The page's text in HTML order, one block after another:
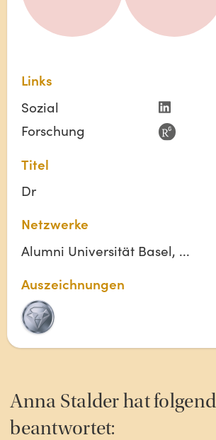
Links
Sozial
Forschung
Titel
Dr
Netzwerke
Alumni Universität Basel, ...
Auszeichnungen
Anna Stalderhat
beantwortet: